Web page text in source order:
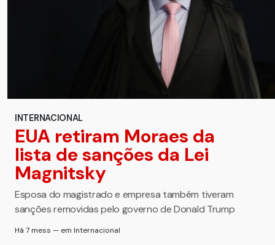
INTERNACIONAL
EUA retiram Moraes da
lista de sanções da Lei
Magnitsky
Esposa do magistrado e empresa também tiveram
sanções removidas pelo governo de Donald Trump
Há 7 mess — em Internacional